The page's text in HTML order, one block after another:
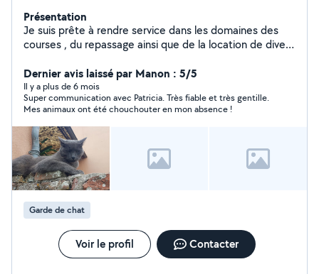
Présentation
Je suis prête à rendre service dans les domaines des
courses , du repassage ainsi que de la location de divers
m'occupe aussi de vos animaux en votre absence à mon
domicile. Alors n'hésitez pas .
Dernier avis laissé par Manon : 5/5
Il y a plus de 6 mois
Super communication avec Patricia. Très fiable et très gentille.
Mes animaux ont été chouchouter en mon absence !
Garde de chat
Voir le profil Contacter